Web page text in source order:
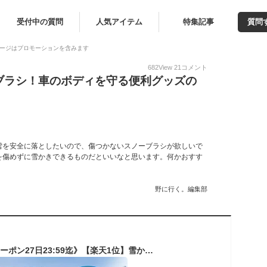
受付中の質問 人気アイテム 特集記事 質問
ジはプロモーションを含みます
682View 21 コメント
シ！車のボディを守る便利グッズの
安全に落としたいので、傷つかないスノーブラシが欲しいで
めずに雪かきできるものだといいなと思います。何かおすす
野に行く。編集部
《お得な♪37％OFFクーポン27日23:59迄》【楽天1位】雪かきセット 雪かきスコップ 車用 伸縮式3in1 除雪スコップ スノーブラシ スノーダンプ スノースクレーパー 霜取り アルミ ABS素材 家庭用 組み立てる 超軽量 防水手袋 雪ブラシセット